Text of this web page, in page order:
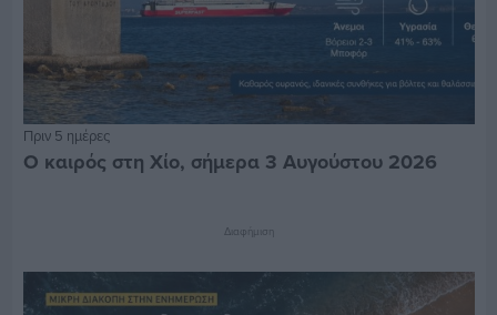
Πριν 5 ημέρες
Ο καιρός στη Χίο, σήμερα 3 Αυγούστου 2026
Διαφήμιση